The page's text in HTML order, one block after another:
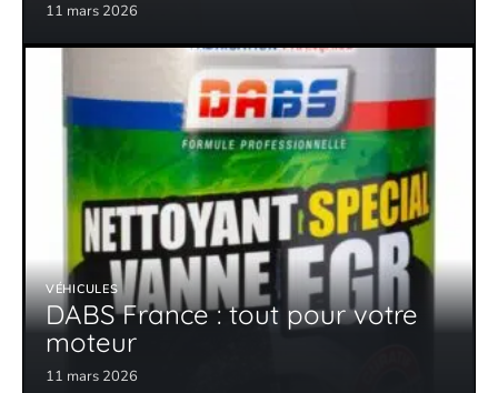
11 mars 2026
VÉHICULES
DABS France : tout pour votre
moteur
11 mars 2026